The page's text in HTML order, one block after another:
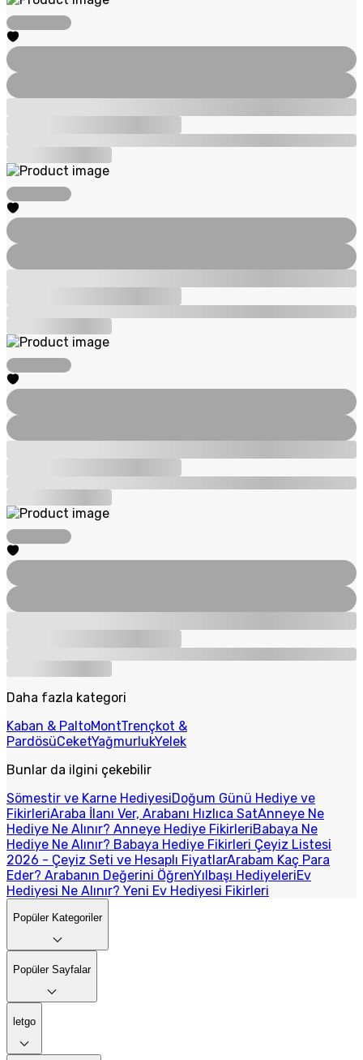
Daha fazla kategori
Kaban & PaltoMontTrençkot &
PardösüCeketYağmurlukYelek
Bunlar da ilgini çekebilir
Sömestir ve Karne HediyesiDoğum Günü Hediye ve
FikirleriAraba İlanı Ver, Arabanı Hızlıca SatAnneye Ne
Hediye Ne Alınır? Anneye Hediye FikirleriBabaya Ne
Hediye Ne Alınır? Babaya Hediye Fikirleri Çeyiz Listesi
2026 - Çeyiz Seti ve Hesaplı FiyatlarArabam Kaç Para
Eder? Arabanın Değerini ÖğrenYılbaşı HediyeleriEv
Hediyesi Ne Alınır? Yeni Ev Hediyesi Fikirleri
Popüler Kategoriler
Popüler Sayfalar
letgo